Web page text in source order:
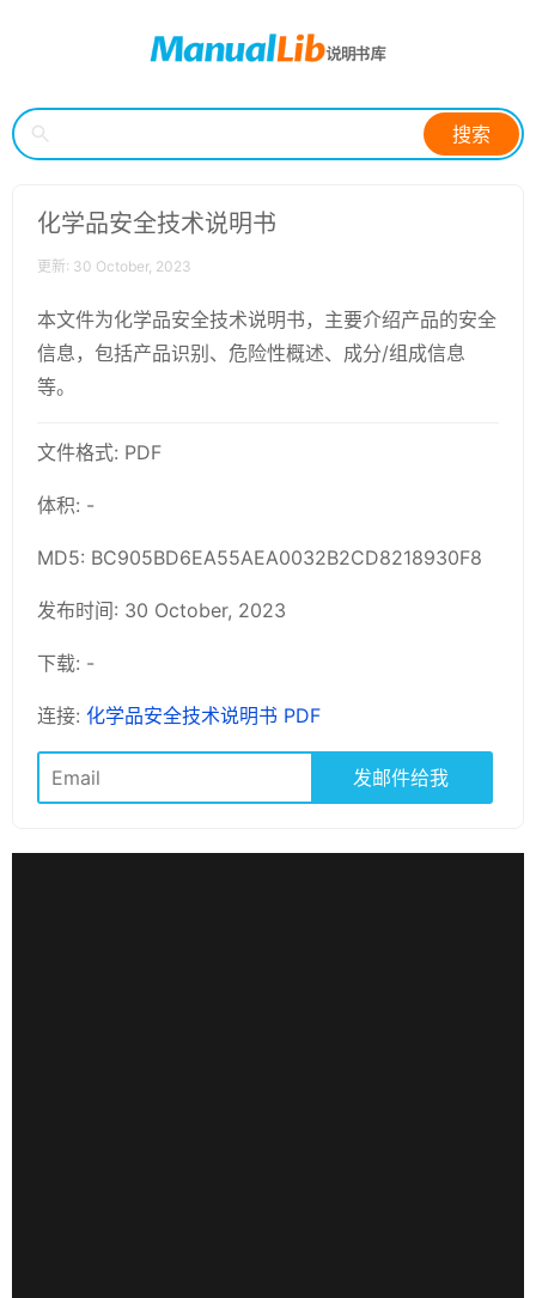
搜索
化学品安全技术说明书
更新: 30 October, 2023
本文件为化学品安全技术说明书，主要介绍产品的安全
信息，包括产品识别、危险性概述、成分/组成信息
等。
文件格式: PDF
体积: -
MD5: BC905BD6EA55AEA0032B2CD8218930F8
发布时间: 30 October, 2023
下载: -
连接: 化学品安全技术说明书 PDF
发邮件给我